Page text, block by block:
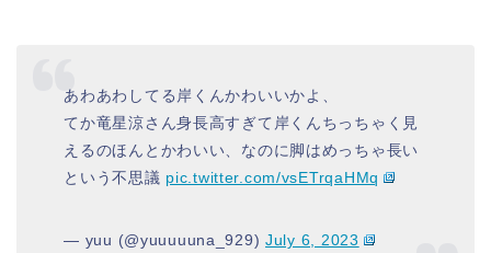
あわあわしてる岸くんかわいいかよ、
てか竜星涼さん身長高すぎて岸くんちっちゃく見
えるのほんとかわいい、なのに脚はめっちゃ長い
という不思議 pic.twitter.com/vsETrqaHMq
— yuu (@yuuuuuna_929)July 6, 2023